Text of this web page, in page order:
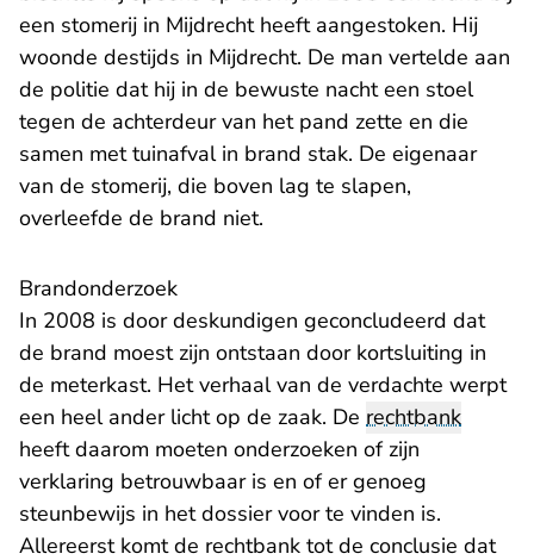
een stomerij in Mijdrecht heeft aangestoken. Hij
woonde destijds in Mijdrecht. De man vertelde aan
de politie dat hij in de bewuste nacht een stoel
tegen de achterdeur van het pand zette en die
samen met tuinafval in brand stak. De eigenaar
van de stomerij, die boven lag te slapen,
overleefde de brand niet.
Brandonderzoek
In 2008 is door deskundigen geconcludeerd dat
de brand moest zijn ontstaan door kortsluiting in
de meterkast. Het verhaal van de verdachte werpt
een heel ander licht op de zaak. De rechtbank
heeft daarom moeten onderzoeken of zijn
verklaring betrouwbaar is en of er genoeg
steunbewijs in het dossier voor te vinden is.
Allereerst komt de rechtbank tot de conclusie dat